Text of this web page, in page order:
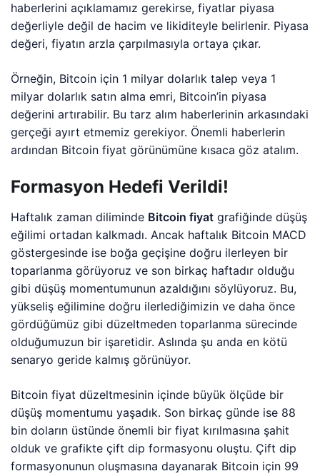
haberlerini açıklamamız gerekirse, fiyatlar piyasa
değerliyle değil de hacim ve likiditeyle belirlenir. Piyasa
değeri, fiyatın arzla çarpılmasıyla ortaya çıkar.
Örneğin, Bitcoin için 1 milyar dolarlık talep veya 1
milyar dolarlık satın alma emri, Bitcoin’in piyasa
değerini artırabilir. Bu tarz alım haberlerinin arkasındaki
gerçeği ayırt etmemiz gerekiyor. Önemli haberlerin
ardından Bitcoin fiyat görünümüne kısaca göz atalım.
Formasyon Hedefi Verildi!
Haftalık zaman diliminde Bitcoin fiyat grafiğinde düşüş
eğilimi ortadan kalkmadı. Ancak haftalık Bitcoin MACD
göstergesinde ise boğa geçişine doğru ilerleyen bir
toparlanma görüyoruz ve son birkaç haftadır olduğu
gibi düşüş momentumunun azaldığını söylüyoruz. Bu,
yükseliş eğilimine doğru ilerlediğimizin ve daha önce
gördüğümüz gibi düzeltmeden toparlanma sürecinde
olduğumuzun bir işaretidir. Aslında şu anda en kötü
senaryo geride kalmış görünüyor.
Bitcoin fiyat düzeltmesinin içinde büyük ölçüde bir
düşüş momentumu yaşadık. Son birkaç günde ise 88
bin doların üstünde önemli bir fiyat kırılmasına şahit
olduk ve grafikte çift dip formasyonu oluştu. Çift dip
formasyonunun oluşmasına dayanarak Bitcoin için 99